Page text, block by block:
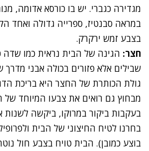
מגדירה כגברי. יש בו כורסא אדומה,
במראה סבנטיז, ספרייה גדולה ואחד
בצבע זמש ירקרק.
חצר: הגינה של הבית נראית כמו שדה
שבילים אלא פזורים בכולה אבני
גולת הכותרת של החצר היא בריכת
מבחוץ גם רואים את צבעו המיוחד
בעקבות ביקור במרוקו, ביקשה לשנות
בחרנו לטיח החיצוני של הבית
בוצע כמובן). הבית טויח בצבע חול